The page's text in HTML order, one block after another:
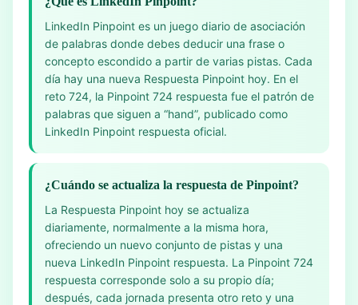
LinkedIn Pinpoint es un juego diario de asociación
de palabras donde debes deducir una frase o
concepto escondido a partir de varias pistas. Cada
día hay una nueva Respuesta Pinpoint hoy. En el
reto 724, la Pinpoint 724 respuesta fue el patrón de
palabras que siguen a “hand”, publicado como
LinkedIn Pinpoint respuesta oficial.
¿Cuándo se actualiza la respuesta de Pinpoint?
La Respuesta Pinpoint hoy se actualiza
diariamente, normalmente a la misma hora,
ofreciendo un nuevo conjunto de pistas y una
nueva LinkedIn Pinpoint respuesta. La Pinpoint 724
respuesta corresponde solo a su propio día;
después, cada jornada presenta otro reto y una